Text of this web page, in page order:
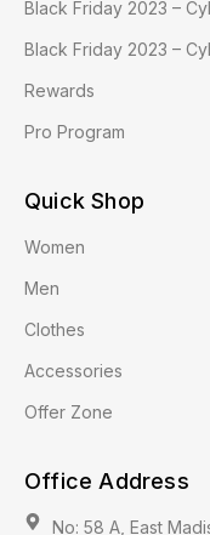
Black Friday 2023 –
Black Friday 2023 –
Rewards
Pro Program
Quick Shop
Women
Men
Clothes
Accessories
Offer Zone
Office Address
No: 58 A, East